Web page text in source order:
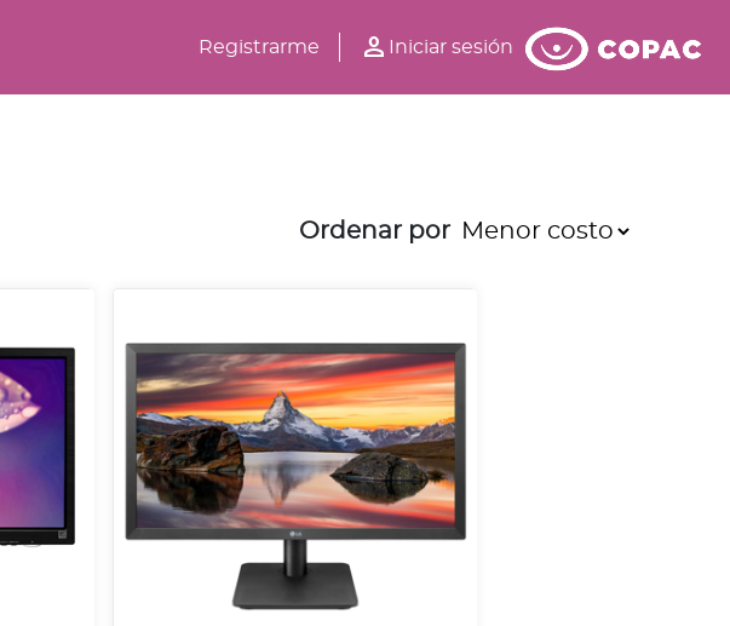
Registrarme person Iniciar sesión
Ordenar por